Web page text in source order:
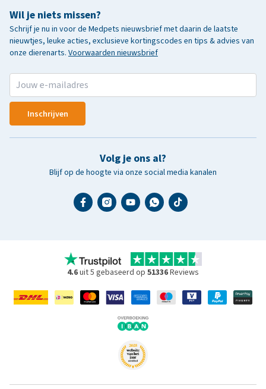
Wil je niets missen?
Schrijf je nu in voor de Medpets nieuwsbrief met daarin de laatste
nieuwtjes, leuke acties, exclusieve kortingscodes en tips & advies van
onze dierenarts. Voorwaarden nieuwsbrief
Inschrijven
Volg je ons al?
Blijf op de hoogte via onze social media kanalen
4.6uit 5 gebaseerd op 51336Reviews